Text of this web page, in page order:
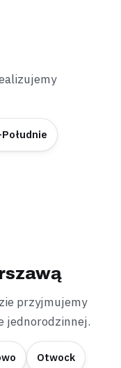
przyjmujemy
jednorodzinnej.
Otwock